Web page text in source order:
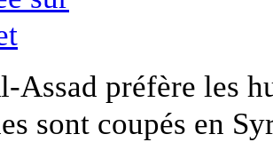
Assad préfère les
sont coupés en